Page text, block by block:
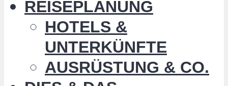
REISEPLANUNG
HOTELS &
UNTERKÜNFTE
AUSRÜSTUNG & CO.